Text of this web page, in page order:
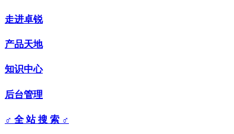
走进卓锐
产品天地
知识中心
后台管理
♂ 全 站 搜 索 ♂